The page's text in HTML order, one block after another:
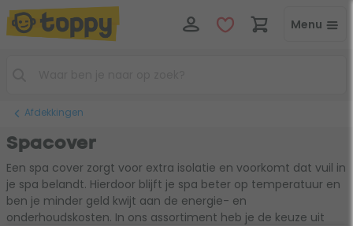
Menu
Afdekkingen
Spacover
Een spa cover zorgt voor extra isolatie en voorkomt dat vuil in
je spa belandt. Hierdoor blijft je spa beter op temperatuur en
ben je minder geld kwijt aan de energie- en
onderhoudskosten. In ons assortiment heb je de keuze uit